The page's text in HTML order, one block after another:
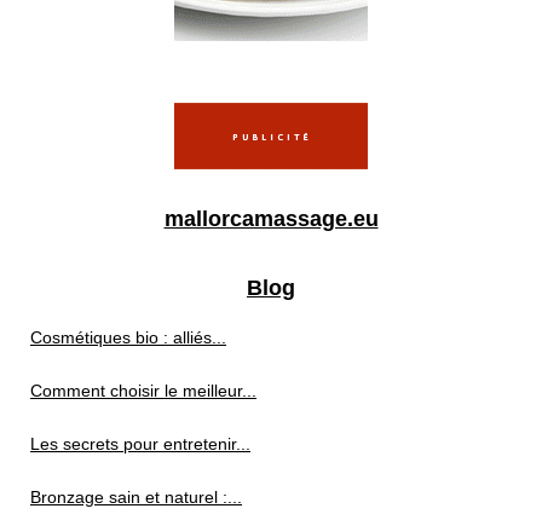
mallorcamassage.eu
Blog
Cosmétiques bio : alliés...
Comment choisir le meilleur...
Les secrets pour entretenir...
Bronzage sain et naturel :...